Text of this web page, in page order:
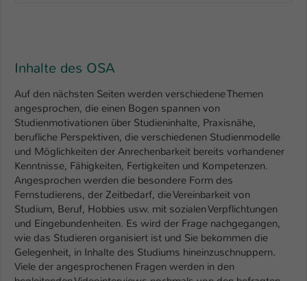
Inhalte des OSA
Auf den nächsten Seiten werden verschiedene Themen
angesprochen, die einen Bogen spannen von
Studienmotivationen über Studieninhalte, Praxisnähe,
berufliche Perspektiven, die verschiedenen Studienmodelle
und Möglichkeiten der Anrechenbarkeit bereits vorhandener
Kenntnisse, Fähigkeiten, Fertigkeiten und Kompetenzen.
Angesprochen werden die besondere Form des
Fernstudierens, der Zeitbedarf, die Vereinbarkeit von
Studium, Beruf, Hobbies usw. mit sozialen Verpflichtungen
und Eingebundenheiten. Es wird der Frage nachgegangen,
wie das Studieren organisiert ist und Sie bekommen die
Gelegenheit, in Inhalte des Studiums hineinzuschnuppern.
Viele der angesprochenen Fragen werden in den